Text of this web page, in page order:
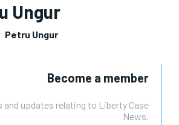
Ungur
Petru Ungur
Become a member
and updates relating to Liberty Case
News.